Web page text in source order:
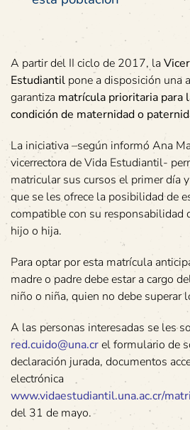
A partir del II ciclo de 2017, la
Estudiantil pone a disposición una
garantiza matrícula prioritaria para
condición de maternidad o
La iniciativa –según informó Ana
vicerrectora de Vida Estudiantil-
matricular sus cursos el primer día
que se les ofrece la posibilidad de
compatible con su responsabilidad
hijo o hija.
Para optar por esta matrícula
madre o padre debe estar a cargo
niño o niña, quien no debe superar
A las personas interesadas se les
red.cuido@una.crel formulario de
declaración jurada, documentos
electrónica
www.vidaestudiantil.una.ac.cr/
del 31 de mayo.